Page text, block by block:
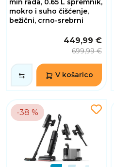
min rada, 0.65 L spremnik,
mokro i suho čišćenje,
bežični, crno-srebrni
449,99 €
699,99 €
V košarico
-38 %